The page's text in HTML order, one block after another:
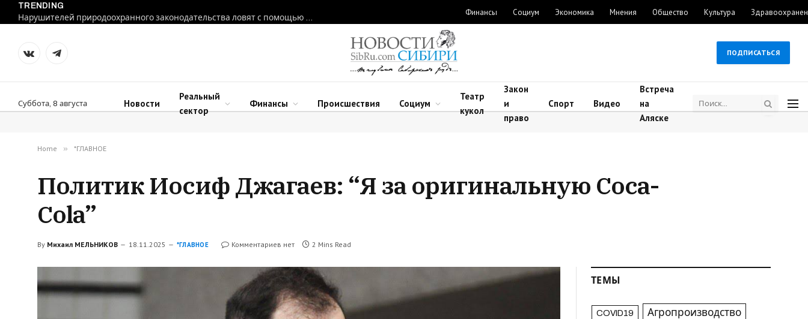
TRENDING
Нарушителей природоохранного законодательства ловят с помощью дронов в Новосибирской области
Финансы Социум Экономика Мнения Общество Культура
VKontakteTelegram
ПОДПИСАТЬСЯ
Суббота, 8 августа Новости
Реальный
сектор
Финансы Происшествия Социум
Театр
кукол
Закон
и
право
Спорт Видео
Встреча
на
Аляске
Home » *ГЛАВНОЕ
Политик Иосиф Джагаев: “Я за оригинальную Coca-
Cola”
By Михаил МЕЛЬНИКОВ 18.11.2025 *ГЛАВНОЕ Комментариев нет 2 Mins Read
ТЕМЫ
COVID19 Агропроизводство